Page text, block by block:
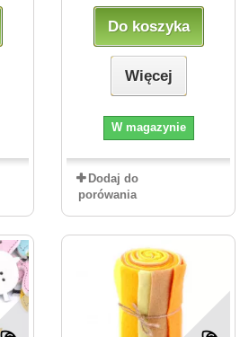
Do koszyka
Więcej
W magazynie
Dodaj do
porówania